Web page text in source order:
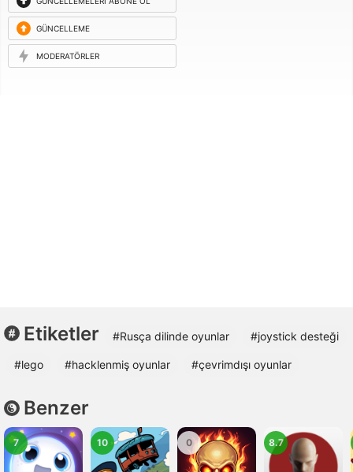
GÜNCELLEME
ISTEĞI
MODERATÖRLER
Etiketler #Rusça dilinde oyunlar #joystick desteği
#lego #hacklenmiş oyunlar #çevrimdışı oyunlar
Benzer
7 10 0 8.7